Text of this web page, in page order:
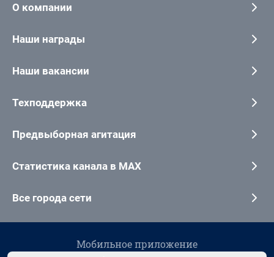
О компании
Наши награды
Наши вакансии
Техподдержка
Предвыборная агитация
Статистика канала в MAX
Все города сети
Мобильное приложение